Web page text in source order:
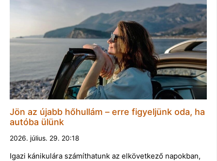
Jön az újabb hőhullám – erre figyeljünk oda, ha
autóba ülünk
2026. július. 29. 20:18
Igazi kánikulára számíthatunk az elkövetkező napokban,